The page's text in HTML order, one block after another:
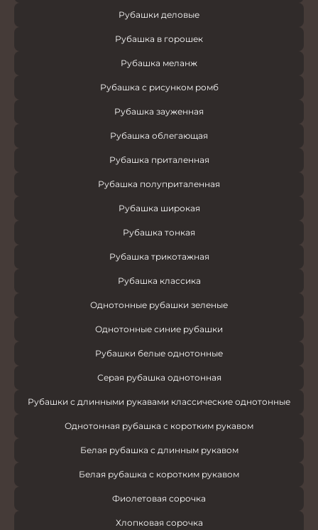
Рубашки деловые
Рубашка в горошек
Рубашка меланж
Рубашка с рисунком ромб
Рубашка зауженная
Рубашка облегающая
Рубашка приталенная
Рубашка полуприталенная
Рубашка широкая
Рубашка тонкая
Рубашка трикотажная
Рубашка классика
Однотонные рубашки зеленые
Однотонные синие рубашки
Рубашки белые однотонные
Серая рубашка однотонная
Рубашки с длинными рукавами классические однотонные
Однотонная рубашка с коротким рукавом
Белая рубашка с длинным рукавом
Белая рубашка с коротким рукавом
Фиолетовая сорочка
Хлопковая сорочка